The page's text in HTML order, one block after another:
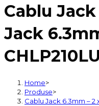
6.3mm
2
Jack
Proel
CHLP210LU3
Cablu
Jack
Home>
Produse>
Cablu Jack 6.3mm – 2